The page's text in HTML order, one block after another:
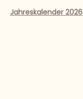
Jahreskalender 2026